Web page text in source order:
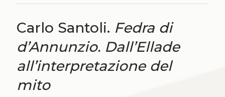
Carlo Santoli. Fedra di
d’Annunzio. Dall’Ellade
all’interpretazione del
mito